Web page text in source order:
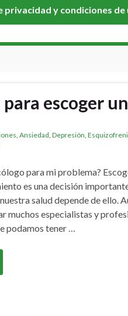
privacidad y condiciones de
para escoger
Ansiedad Depresión
para mi problema?
es una decisión
salud depende de ello.
muchos especialistas y
podamos tener …